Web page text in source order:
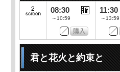
08:30
～10:59
11:30
～13:59
君と花火と約束と